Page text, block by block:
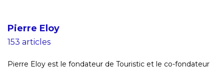
Pierre Eloy
153 articles
Pierre Eloy est le fondateur de Touristic et le co-fondateur